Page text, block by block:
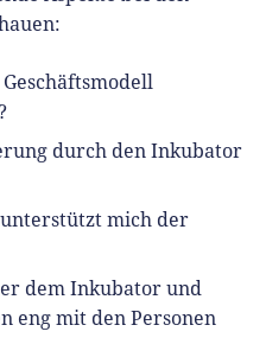
durch den Inkubator
mich der
dem Inkubator und
eng mit den Personen